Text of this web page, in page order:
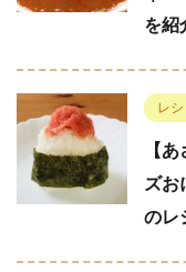
を紹
レ
【
ズお
のレ